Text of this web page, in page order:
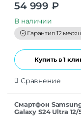
Оценка5.00
из 5
54 999 ₽
В наличии
Гарантия 12
Купить в 1
Сравнение
Смартфон
Galaxy S24 Ultra 12/